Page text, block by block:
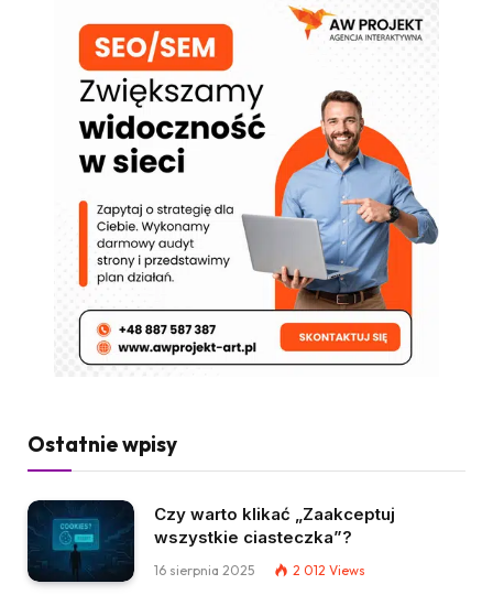
Ostatnie wpisy
Czy warto klikać „Zaakceptuj
wszystkie ciasteczka”?
16 sierpnia 2025 2 012 Views